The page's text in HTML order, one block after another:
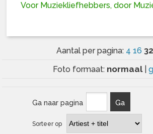
Voor Muziekliefhebbers, door
Aantal per pagina: 4 16 32
Foto formaat: normaal
Ga naar pagina Ga
Sorteer op